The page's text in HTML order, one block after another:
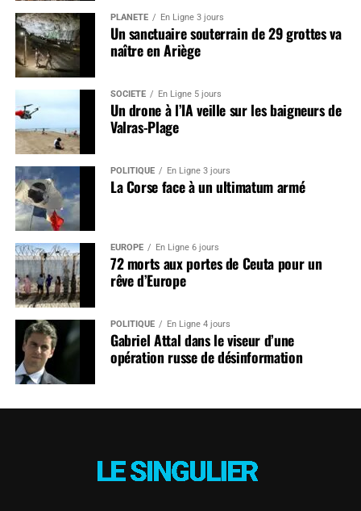
PLANÈTE En Ligne 3 jours
Un sanctuaire souterrain de 29 grottes va
naître en Ariège
SOCIÉTÉ En Ligne 5 jours
Un drone à l’IA veille sur les baigneurs de
Valras-Plage
POLITIQUE En Ligne 3 jours
La Corse face à un ultimatum armé
EUROPE En Ligne 6 jours
72 morts aux portes de Ceuta pour un
rêve d’Europe
POLITIQUE En Ligne 4 jours
Gabriel Attal dans le viseur d’une
opération russe de désinformation